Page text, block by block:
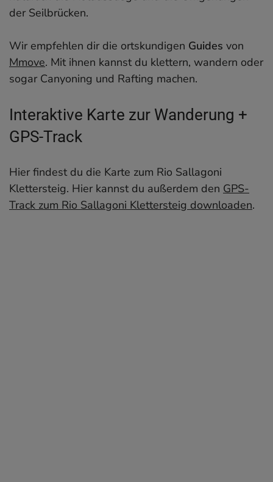
der Seilbrücken.
Wir empfehlen dir die ortskundigen Guides von
Mmove. Mit ihnen kannst du klettern, wandern oder
sogar Canyoning und Rafting machen.
Interaktive Karte zur Wanderung +
GPS-Track
Hier findest du die Karte zum Rio Sallagoni
Klettersteig. Hier kannst du außerdem den GPS-
Track zum Rio Sallagoni Klettersteig downloaden.